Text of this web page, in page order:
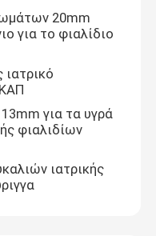
20mm
για το φιαλίδιο
για τα υγρά
φιαλιδίων
ιατρικής